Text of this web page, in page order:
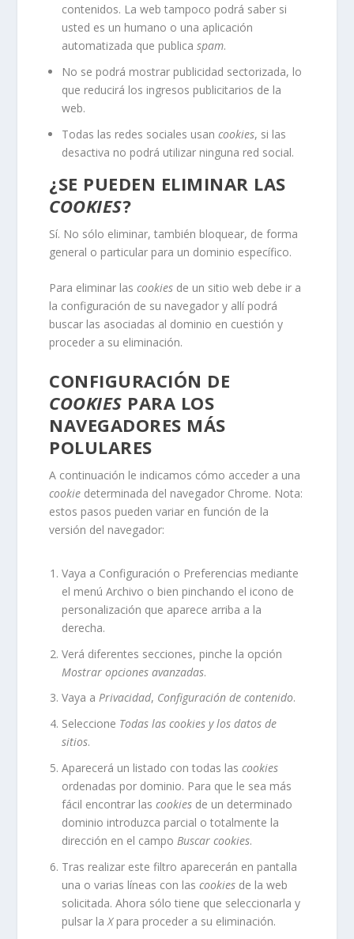
contenidos. La web tampoco podrá saber si
usted es un humano o una aplicación
automatizada que publicaspam.
No se podrá mostrar publicidad sectorizada, lo
que reducirá los ingresos publicitarios de la
web.
Todas las redes sociales usancookies, si las
desactiva no podrá utilizar ninguna red social.
¿SE PUEDEN ELIMINAR LAS
COOKIES?
Sí. No sólo eliminar, también bloquear, de forma
general o particular para un dominio específico.
Para eliminar lascookies de un sitio web debe ir a
la configuración de su navegador y allí podrá
buscar las asociadas al dominio en cuestión y
proceder a su eliminación.
CONFIGURACIÓN DE
COOKIES PARA LOS
NAVEGADORES MÁS
POLULARES
A continuación le indicamos cómo acceder a una
cookie determinada del navegador Chrome. Nota:
estos pasos pueden variar en función de la
versión del navegador:
Vaya a Configuración o Preferencias mediante
el menú Archivo o bien pinchando el icono de
personalización que aparece arriba a la
derecha.
Verá diferentes secciones, pinche la opción
Mostrar opciones avanzadas.
Vaya aPrivacidad, Configuración de contenido.
Seleccione Todas lascookies y los datos de
sitios.
Aparecerá un listado con todas lascookies
ordenadas por dominio. Para que le sea más
fácil encontrar lascookies de un determinado
dominio introduzca parcial o totalmente la
dirección en el campoBuscar cookies.
Tras realizar este filtro aparecerán en pantalla
una o varias líneas con lascookies de la web
solicitada. Ahora sólo tiene que seleccionarla y
pulsar laXpara proceder a su eliminación.